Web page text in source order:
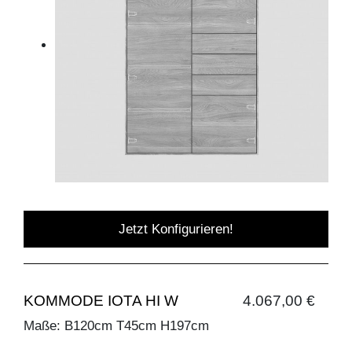
Jetzt Konfigurieren!
KOMMODE IOTA HI W 4.067,00 €
Maße: B120cm T45cm H197cm